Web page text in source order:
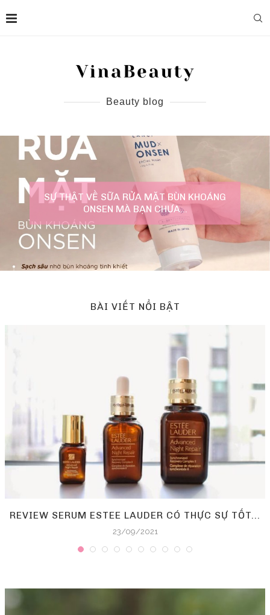
Beauty blog
SỰ THẬT VỀ SỮA RỬA MẶT BÙN KHOÁNG
ONSEN MÀ BẠN CHƯA...
BÀI VIẾT NỔI BẬT
REVIEW SERUM ESTEE LAUDER CÓ THỰC SỰ TỐT...
23/09/2021